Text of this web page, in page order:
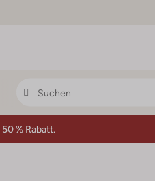
50 % Rabatt.